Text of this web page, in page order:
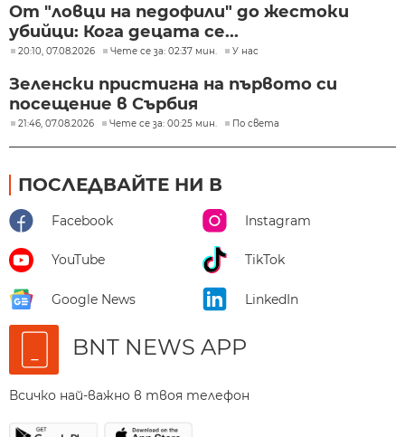
От "ловци на педофили" до жестоки
убийци: Кога децата се...
20:10, 07.08.2026 Чете се за: 02:37 мин. У нас
Зеленски пристигна на първото си
посещение в Сърбия
21:46, 07.08.2026 Чете се за: 00:25 мин. По света
ПОСЛЕДВАЙТЕ НИ В
Facebook Instagram
YouTube TikTok
Google News LinkedIn
BNT NEWS APP
Всичко най-важно в твоя телефон